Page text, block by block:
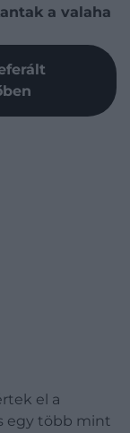
a valaha
el a
egy több mint